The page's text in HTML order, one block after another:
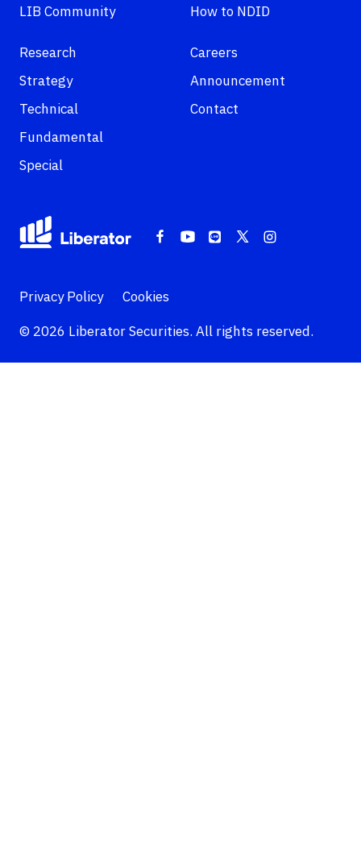
LIB Community
How to NDID
Research
Strategy
Technical
Fundamental
Special
Careers
Announcement
Contact
Privacy Policy
Cookies
© 2026 Liberator Securities. All rights reserved.